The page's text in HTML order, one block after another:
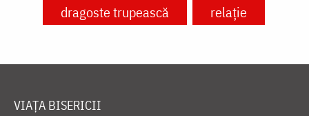
dragoste trupească
relație
VIAȚA BISERICII